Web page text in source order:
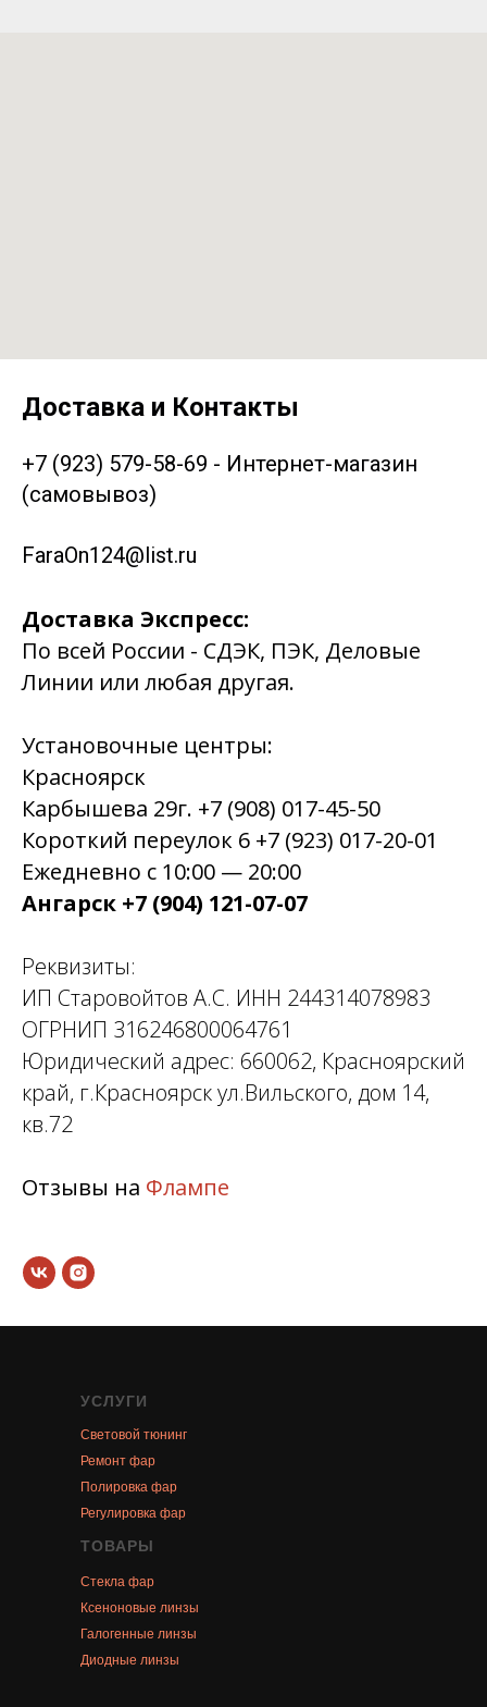
Доставка и Контакты
+7 (923) 579-58-69 - Интернет-магазин
(самовывоз)
FaraOn124@list.ru
Доставка Экспресс:
По всей России - СДЭК, ПЭК, Деловые
Линии или любая другая.
Установочные центры:
Красноярск
Карбышева 29г. +7 (908) 017-45-50
Короткий переулок 6 +7 (923) 017-20-01
Ежедневно с 10:00 — 20:00
Ангарск +7 (904) 121-07-07
Реквизиты:
ИП Старовойтов А.С. ИНН 244314078983
ОГРНИП 316246800064761
Юридический адрес: 660062, Красноярский
край, г.Красноярск ул.Вильского, дом 14,
кв.72
Отзывы на Флампе
УСЛУГИ
Световой тюнинг
Ремонт фар
Полировка фар
Регулировка фар
ТОВАРЫ
Стекла фар
Ксеноновые линзы
Галогенные линзы
Диодные линзы